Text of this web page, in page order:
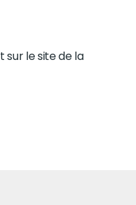
sur le site de la